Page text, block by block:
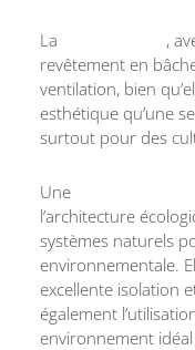
La
,
revêtement en
ventilation, bien
esthétique qu’une
surtout pour des
Une
l’architecture
systèmes naturels
environnementale.
excellente isolation
également
environnement